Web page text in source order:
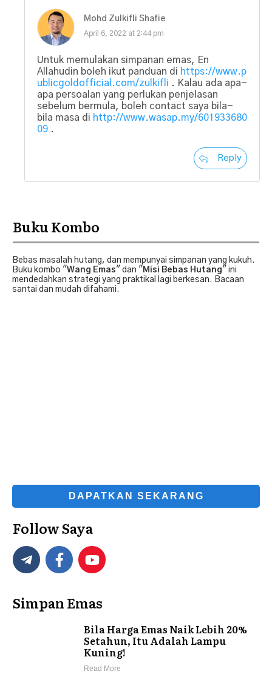
Mohd Zulkifli Shafie
April 6, 2022 at 2:44 pm
Untuk memulakan simpanan emas, En
Allahudin boleh ikut panduan di https://www.p
ublicgoldofficial.com/zulkifli . Kalau ada apa-
apa persoalan yang perlukan penjelasan
sebelum bermula, boleh contact saya bila-
bila masa di http://www.wasap.my/601933680
09 .
Reply
Buku Kombo
Bebas masalah hutang, dan mempunyai simpanan yang kukuh.
Buku kombo "Wang Emas" dan " Misi Bebas Hutang" ini
mendedahkan strategi yang praktikal lagi berkesan. Bacaan
santai dan mudah difahami.
DAPATKAN SEKARANG
Follow Saya
Simpan Emas
Bila Harga Emas Naik Lebih 20%
Setahun, Itu Adalah Lampu
Kuning!
Read More